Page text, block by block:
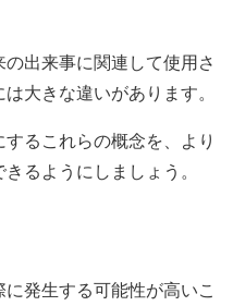
出来事に関連して使用さ
大きな違いがあります。
るこれらの概念を、より
るようにしましょう。
に発生する可能性が高いこ